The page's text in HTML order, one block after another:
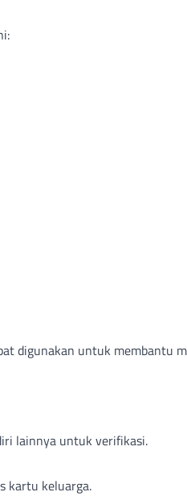
digunakan untuk membantu
lainnya untuk verifikasi.
kartu keluarga.